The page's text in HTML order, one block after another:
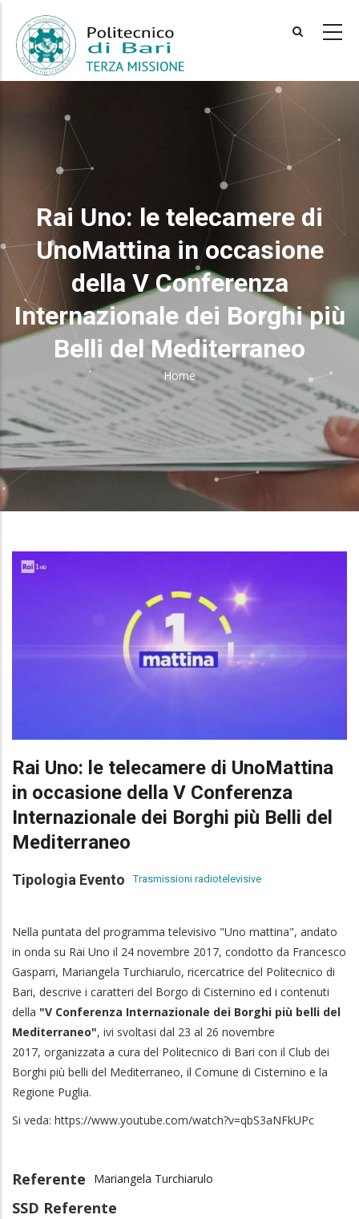
main
content
Rai Uno: le telecamere di
UnoMattina in occasione
della V Conferenza
Internazionale dei Borghi più
Belli del Mediterraneo
Breadcrumb
Home
Rai Uno: le telecamere di UnoMattina
in occasione della V Conferenza
Internazionale dei Borghi più Belli del
Mediterraneo
Tipologia Evento Trasmissioni radiotelevisive
Nella puntata del programma televisivo "Uno mattina", andato
in onda su Rai Uno il 24 novembre 2017, condotto da Francesco
Gasparri, Mariangela Turchiarulo, ricercatrice del Politecnico di
Bari, descrive i caratteri del Borgo di Cisternino ed i contenuti
della "V Conferenza Internazionale dei Borghi più belli del
Mediterraneo", ivi svoltasi dal 23 al 26 novembre
2017, organizzata a cura del Politecnico di Bari con il Club dei
Borghi più belli del Mediterraneo, il Comune di Cisternino e la
Regione Puglia.
Si veda: https://www.youtube.com/watch?v=qbS3aNFkUPc
Referente Mariangela Turchiarulo
SSD Referente